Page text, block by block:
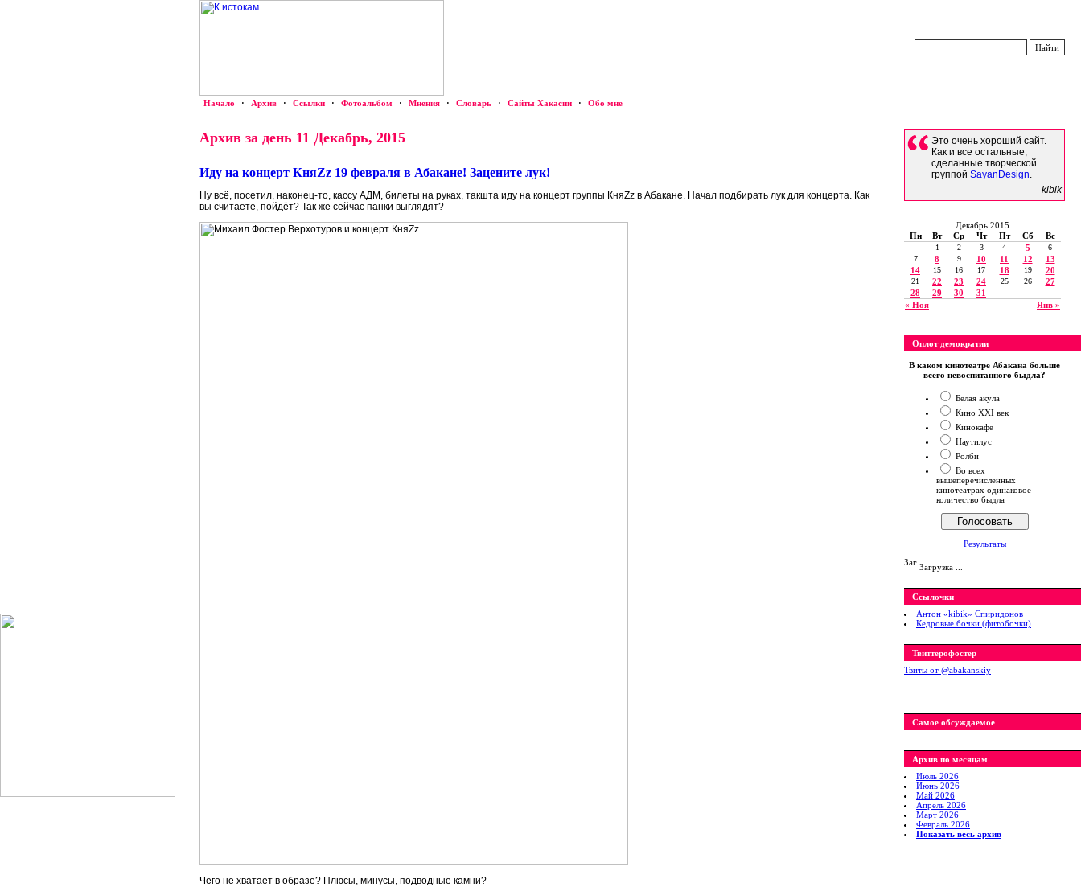
Начало · Архив · Ссылки · Фотоальбом · Мнения · Словарь · Сайты Хакасии · Обо мне
Архив за день 11 Декабрь, 2015
Иду на концерт КняZz 19 февраля в Абакане! Зацените лук!
Ну всё, посетил, наконец-то, кассу АДМ, билеты на руках, такшта иду на концерт группы КняZz в Абакане. Начал подбирать лук для концерта. Как
вы считаете, пойдёт? Так же сейчас панки выглядят?
Чего не хватает в образе? Плюсы, минусы, подводные камни?
Это очень хороший сайт.
Как и все остальные,
сделанные творческой
группой SayanDesign.
kibik
Декабрь 2015
Пн
Вт Ср Чт Пт Сб Вс
« Ноя Янв »
1 2 3 4 5
6
7
8 9 10 11 12
13
14
15 16 17 18 19 20
21 22 23 24 25 26
27
28
29 30 31
Оплот демократии
В каком кинотеатре Абакана больше
всего невоспитанного быдла?
Белая акула
Кино XXI век
Кинокафе
Наутилус
Ролби
Во всех
вышеперечисленных
кинотеатрах одинаковое
количество быдла
Результаты
Загрузка ...
Ссылочки
Антон «kibik» Спиридонов
Кедровые бочки (фитобочки)
Твиттерофостер
Твиты от ‎@abakanskiy
Самое обсуждаемое
Архив по месяцам
Июль 2026
Июнь 2026
Май 2026
Апрель 2026
Март 2026
Февраль 2026
Показать весь архив